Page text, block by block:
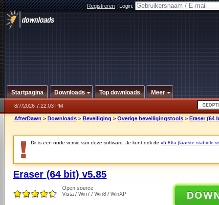
Registreren|Login:
Startpagina Downloads Top downloads Meer
8/7/2026 7:22:03 PM
AfterDawn > Downloads > Beveiliging > Overige beveiligingstools > Eraser (64
Dit is een oude versie van deze software. Je kunt ook de v5.86a (laatste stabiele
Eraser (64 bit) v5.85
Open source
Vista / Win7 / Win8 / WinXP